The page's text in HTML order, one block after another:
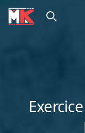
Aller au contenu